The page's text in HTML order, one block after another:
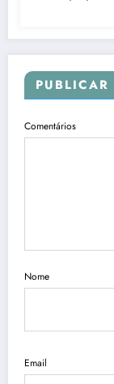
PUBLICAR
Comentários
Nome
Email